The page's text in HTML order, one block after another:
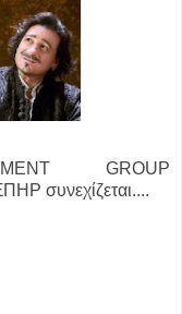
GROUP
συνεχίζεται....